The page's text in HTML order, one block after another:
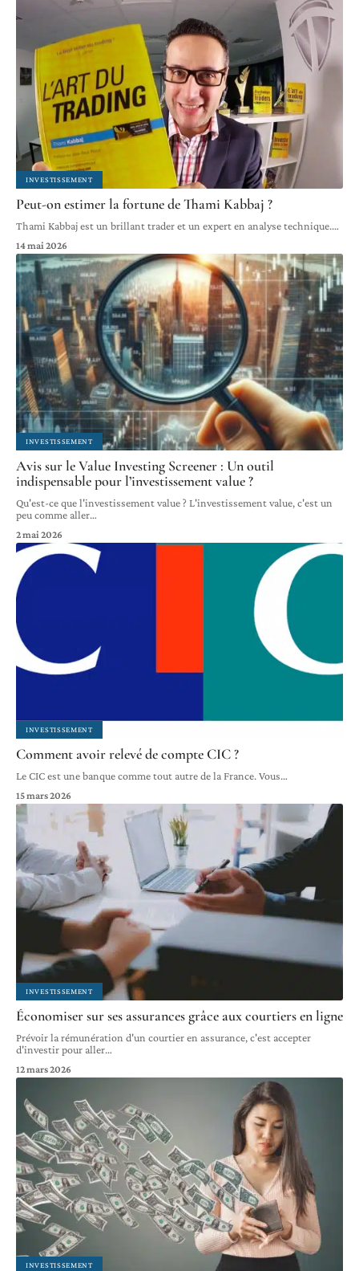
INVESTISSEMENT
Peut-on estimer la fortune de Thami Kabbaj ?
Thami Kabbaj est un brillant trader et un expert en analyse technique.…
14 mai 2026
INVESTISSEMENT
Avis sur le Value Investing Screener : Un outil
indispensable pour l’investissement value ?
Qu'est-ce que l'investissement value ? L'investissement value, c'est un
peu comme aller…
2 mai 2026
INVESTISSEMENT
Comment avoir relevé de compte CIC ?
Le CIC est une banque comme tout autre de la France. Vous…
15 mars 2026
INVESTISSEMENT
Économiser sur ses assurances grâce aux courtiers en ligne
Prévoir la rémunération d'un courtier en assurance, c'est accepter
d'investir pour aller…
12 mars 2026
INVESTISSEMENT